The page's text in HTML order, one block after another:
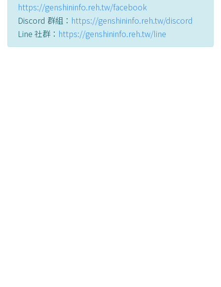
https://genshininfo.reh.tw/facebook
Discord 群組： https://genshininfo.reh.tw/discord
Line 社群： https://genshininfo.reh.tw/line